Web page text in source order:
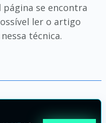
se encontra
ler o artigo
técnica.